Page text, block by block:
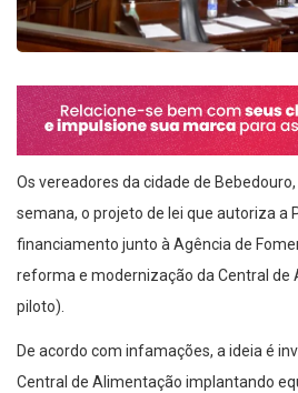
Os vereadores da cidade de
semana, o projeto de lei que autoriza a
financiamento junto à Agência de
reforma e modernização da Central de
piloto).
De acordo com infamações, a ideia é
Central de Alimentação implantando